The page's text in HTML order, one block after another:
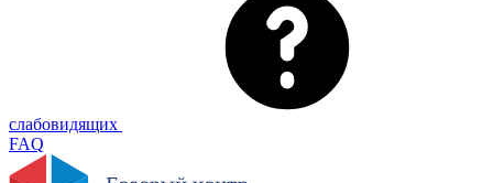
слабовидящих
FAQ